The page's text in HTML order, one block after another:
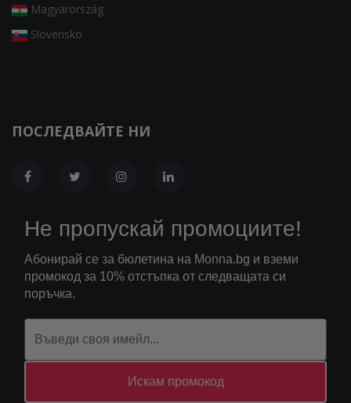
Magyarország
Slovensko
ПОСЛЕДВАЙТЕ НИ
Не пропускай промоциите!
Абонирай се за бюлетина на Monna.bg и вземи
промокод за 10% отстъпка от следващата си
поръчка.
Искам промокод